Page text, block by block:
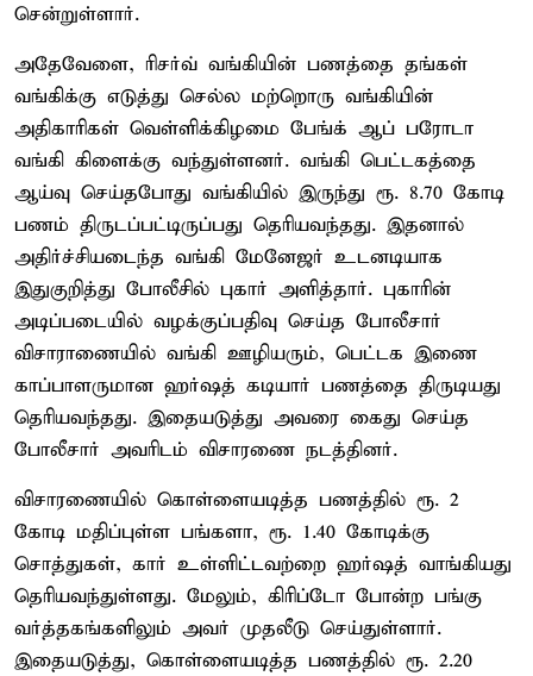
சென்றுள்ளார்.
அதேவேளை, ரிசர்வ் வங்கியின் பணத்தை தங்கள்
வங்கிக்கு எடுத்து செல்ல மற்றொரு வங்கியின்
அதிகாரிகள் வெள்ளிக்கிழமை பேங்க் ஆப் பரோடா
வங்கி கிளைக்கு வந்துள்ளனர். வங்கி பெட்டகத்தை
ஆய்வு செய்தபோது வங்கியில் இருந்து ரூ. 8.70 கோடி
பணம் திருடப்பட்டிருப்பது தெரியவந்தது. இதனால்
அதிர்ச்சியடைந்த வங்கி மேனேஜர் உடனடியாக
இதுகுறித்து போலீசில் புகார் அளித்தார். புகாரின்
அடிப்படையில் வழக்குப்பதிவு செய்த போலீசார்
விசாராணையில் வங்கி ஊழியரும், பெட்டக இணை
காப்பாளருமான ஹர்ஷத் கடியார் பணத்தை திருடியது
தெரியவந்தது. இதையடுத்து அவரை கைது செய்த
போலீசார் அவரிடம் விசாரணை நடத்தினர்.
விசாரணையில் கொள்ளையடித்த பணத்தில் ரூ. 2
கோடி மதிப்புள்ள பங்களா, ரூ. 1.40 கோடிக்கு
சொத்துகள், கார் உள்ளிட்டவற்றை ஹர்ஷத் வாங்கியது
தெரியவந்துள்ளது. மேலும், கிரிப்டோ போன்ற பங்கு
வர்த்தகங்களிலும் அவர் முதலீடு செய்துள்ளார்.
இதையடுத்து, கொள்ளையடித்த பணத்தில் ரூ. 2.20